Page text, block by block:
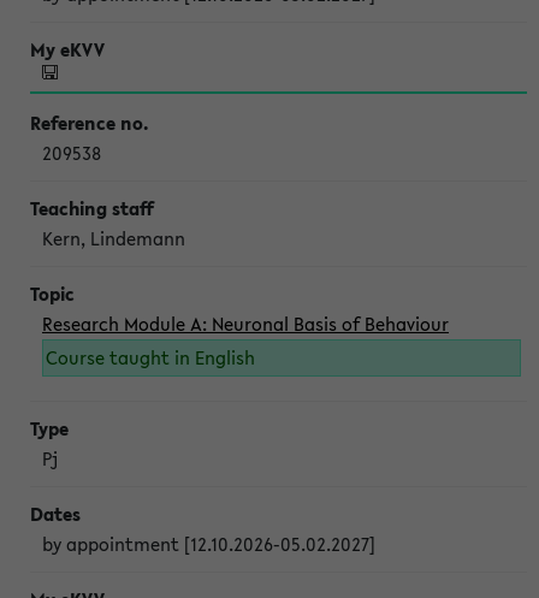
209538
Kern, Lindemann
Research Module A: Neuronal Basis of Behaviour
Course taught in English
Pj
by appointment [12.10.2026-05.02.2027]